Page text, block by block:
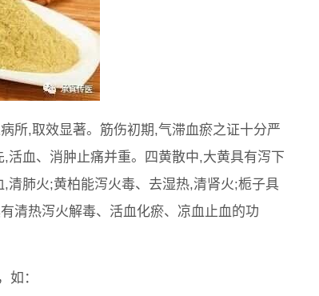
所,取效显著。筋伤初期,气滞血瘀之证十分严
血、消肿止痛并重。四黄散中,大黄具有泻下
肺火;黄柏能泻火毒、去湿热,清肾火;栀子具
清热泻火解毒、活血化瘀、凉血止血的功
如：